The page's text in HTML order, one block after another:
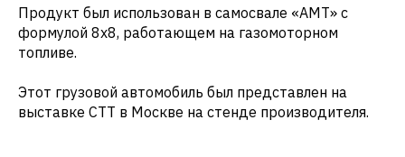
Продукт был использован в самосвале «АМТ» с
формулой 8х8, работающем на газомоторном
топливе.
Этот грузовой автомобиль был представлен на
выставке СТТ в Москве на стенде производителя.